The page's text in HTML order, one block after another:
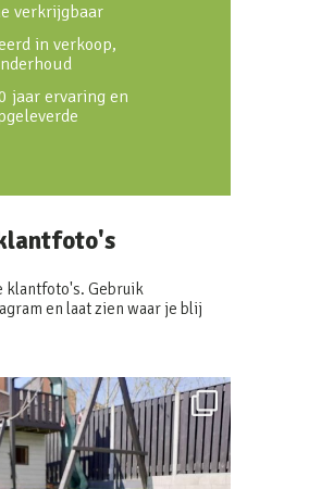
verkrijgbaar
in verkoop,
jaar ervaring en
klantfoto's. Gebruik
en laat zien waar je blij
uwkunstgras
Feb 6